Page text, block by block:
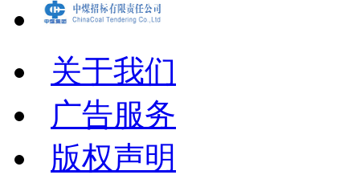
关于我们
广告服务
版权声明